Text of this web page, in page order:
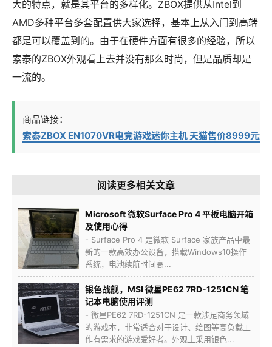
大的特点，就是其平台的多样化。ZBOX提供从Intel到
AMD多种平台多套配置供大家选择，基本上从入门到高端
都是可以覆盖到的。由于在硬件方面有很多的经验，所以
索泰的ZBOX外观看上去并没有那么时尚，但是品质却是
一流的。
商品链接：
索泰ZBOX EN1070VR电竞游戏迷你主机 天猫售价8999元起
阅读更多相关文章
Microsoft 微软Surface Pro 4 平板电脑开箱
及使用心得
- Surface Pro 4 是微软 Surface 家族产品中最
新的一款高效办公设备，搭载Windows10操作
系统，电池续航时间高...
银色战舰，MSI 微星PE62 7RD-1251CN 笔
记本电脑使用评测
- 微星PE62 7RD-1251CN 是一款涉足商务领域
的游戏本，非常适合对于设计、绘图等高负载工
作有需求的游戏爱好者。外观上采用银色...